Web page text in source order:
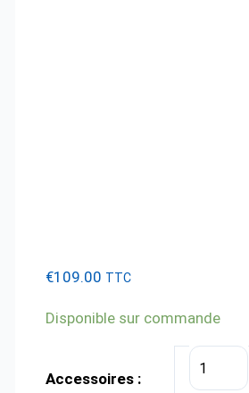
€109.00 TTC
Disponible sur commande
Accessoires :
quantité
de